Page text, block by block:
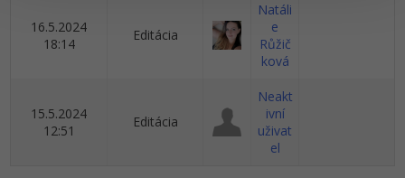
16.5.2024
18:14
Editácia
Natáli
e
Růžič
ková
15.5.2024
12:51
Editácia
Neakt
ivní
uživat
el